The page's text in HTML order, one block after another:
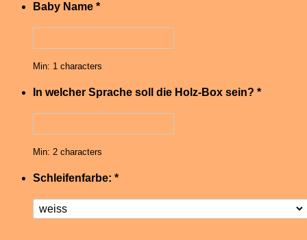
Baby Name *
Min: 1 characters
In welcher Sprache soll die Holz-Box sein? *
Min: 2 characters
Schleifenfarbe: *